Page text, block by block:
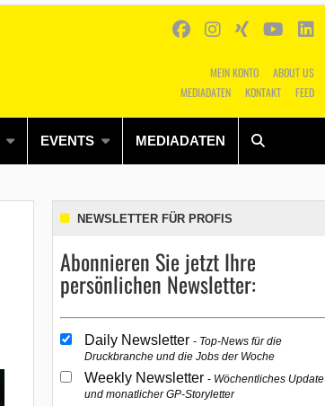
MEIN KONTO
ABOUT US
MEDIADATEN
KONTAKT FEED
EVENTS MEDIADATEN
Alles Shop SUCHEN
NEWSLETTER FÜR PROFIS
Abonnieren Sie jetzt Ihre
persönlichen Newsletter:
Daily Newsletter Top-News für die
Druckbranche und die Jobs der Woche
Weekly Newsletter Wöchentliches Update
und monatlicher GP-Storyletter